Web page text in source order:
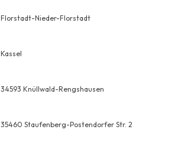
Florstadt-Nieder-Florstadt
Kassel
34593 Knüllwald-Rengshausen
35460 Staufenberg-Postendorfer Str. 2